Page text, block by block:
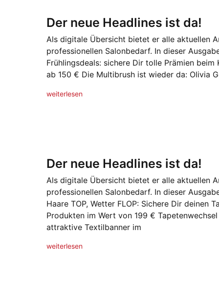
Der neue Headlines ist da!
Als digitale Übersicht bietet er alle aktuellen
professionellen Salonbedarf. In dieser
Frühlingsdeals: sichere Dir tolle Prämien
ab 150 € Die Multibrush ist wieder da: Olivia
weiterlesen
Der neue Headlines ist da!
Als digitale Übersicht bietet er alle aktuellen
professionellen Salonbedarf. In dieser
Haare TOP, Wetter FLOP: Sichere Dir deinen
Produkten im Wert von 199 €
attraktive Textilbanner im
weiterlesen